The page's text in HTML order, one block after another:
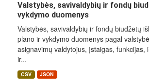
Valstybės, savivaldybių ir fondų
vykdymo duomenys
Valstybės, savivaldybių ir fondų biudžetų
plano ir vykdymo duomenys pagal
asignavimų valdytojus, įstaigas, funkcijas,
ir...
CSV JSON